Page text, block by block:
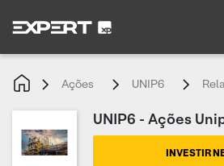
Ações UNIP6
UNIP6 - Ações
INVESTIR